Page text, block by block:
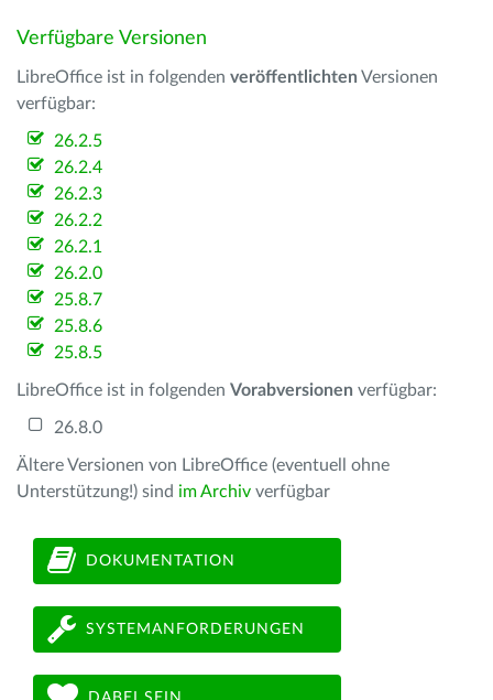
Verfügbare Versionen
LibreOffice ist in folgenden veröffentlichten Versionen
verfügbar:
26.2.5
26.2.4
26.2.3
26.2.2
26.2.1
26.2.0
25.8.7
25.8.6
25.8.5
LibreOffice ist in folgenden Vorabversionen verfügbar:
26.8.0
Ältere Versionen von LibreOffice (eventuell ohne
Unterstützung!) sind im Archiv verfügbar
DOKUMENTATION
SYSTEMANFORDERUNGEN